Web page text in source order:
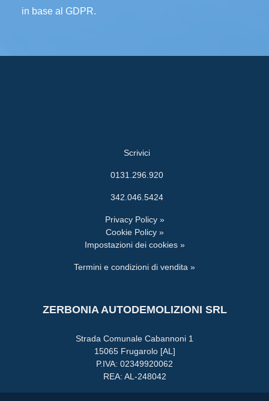
in base al GDPR.
Scrivici
0131.296.920
342.046.5424
Privacy Policy »
Cookie Policy »
Impostazioni dei cookies »
Termini e condizioni di vendita »
ZERBONIA AUTODEMOLIZIONI SRL
Strada Comunale Cabannoni 1
15065 Frugarolo [AL]
P.IVA: 02349920062
REA: AL-248042